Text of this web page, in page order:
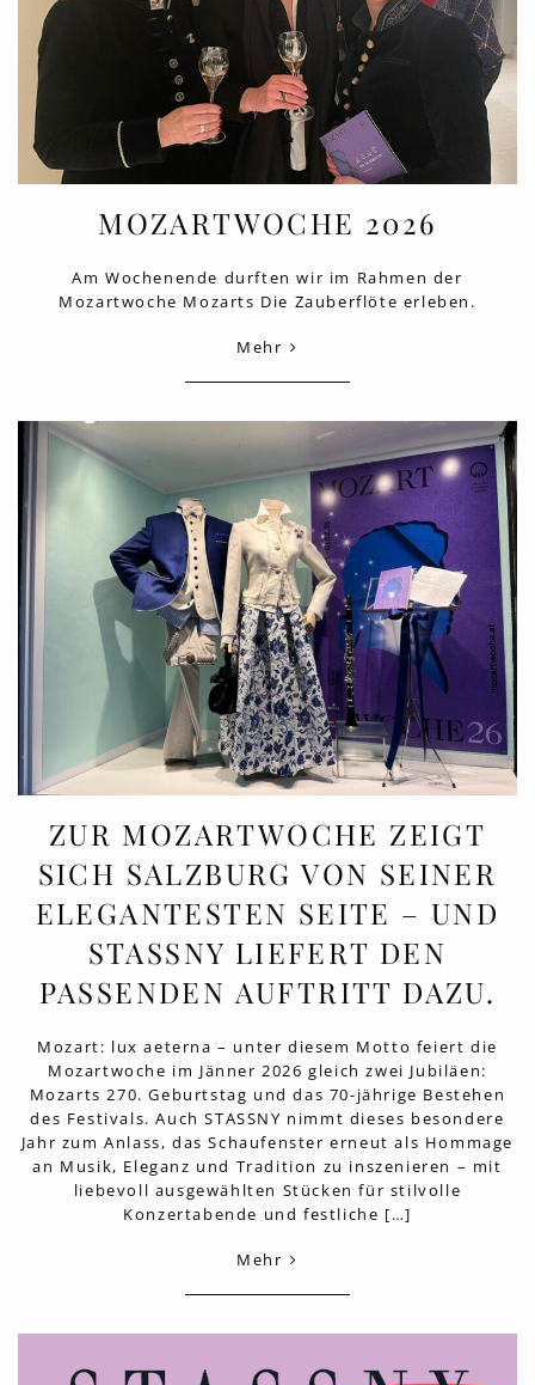
MOZARTWOCHE 2026
Am Wochenende durften wir im Rahmen der
Mozartwoche Mozarts Die Zauberflöte erleben.
Mehr
ZUR MOZARTWOCHE ZEIGT
SICH SALZBURG VON SEINER
ELEGANTESTEN SEITE – UND
STASSNY LIEFERT DEN
PASSENDEN AUFTRITT DAZU.
Mozart: lux aeterna – unter diesem Motto feiert die
Mozartwoche im Jänner 2026 gleich zwei Jubiläen:
Mozarts 270. Geburtstag und das 70-jährige Bestehen
des Festivals. Auch STASSNY nimmt dieses besondere
Jahr zum Anlass, das Schaufenster erneut als Hommage
an Musik, Eleganz und Tradition zu inszenieren – mit
liebevoll ausgewählten Stücken für stilvolle
Konzertabende und festliche […]
Mehr